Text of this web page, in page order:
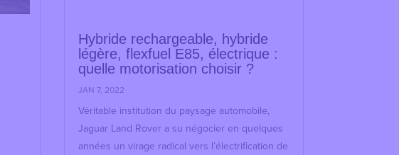
Hybride rechargeable, hybride
légère, flexfuel E85, électrique :
quelle motorisation choisir ?
JAN 7, 2022
Véritable institution du paysage automobile,
Jaguar Land Rover a su négocier en quelques
années un virage radical vers l’électrification de